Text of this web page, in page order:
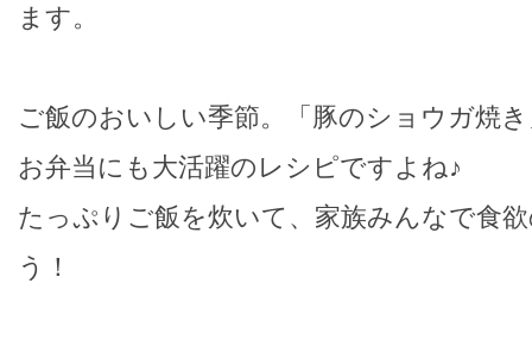
ます。
ご飯のおいしい季節。「豚のショウガ焼
お弁当にも大活躍のレシピですよね♪
たっぷりご飯を炊いて、家族みんなで食
う！